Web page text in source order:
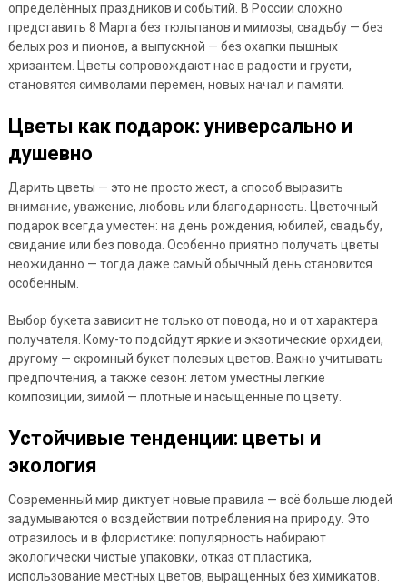
определённых праздников и событий. В России сложно
представить 8 Марта без тюльпанов и мимозы, свадьбу — без
белых роз и пионов, а выпускной — без охапки пышных
хризантем. Цветы сопровождают нас в радости и грусти,
становятся символами перемен, новых начал и памяти.
Цветы как подарок: универсально и
душевно
Дарить цветы — это не просто жест, а способ выразить
внимание, уважение, любовь или благодарность. Цветочный
подарок всегда уместен: на день рождения, юбилей, свадьбу,
свидание или без повода. Особенно приятно получать цветы
неожиданно — тогда даже самый обычный день становится
особенным.
Выбор букета зависит не только от повода, но и от характера
получателя. Кому-то подойдут яркие и экзотические орхидеи,
другому — скромный букет полевых цветов. Важно учитывать
предпочтения, а также сезон: летом уместны легкие
композиции, зимой — плотные и насыщенные по цвету.
Устойчивые тенденции: цветы и
экология
Современный мир диктует новые правила — всё больше людей
задумываются о воздействии потребления на природу. Это
отразилось и в флористике: популярность набирают
экологически чистые упаковки, отказ от пластика,
использование местных цветов, выращенных без химикатов.